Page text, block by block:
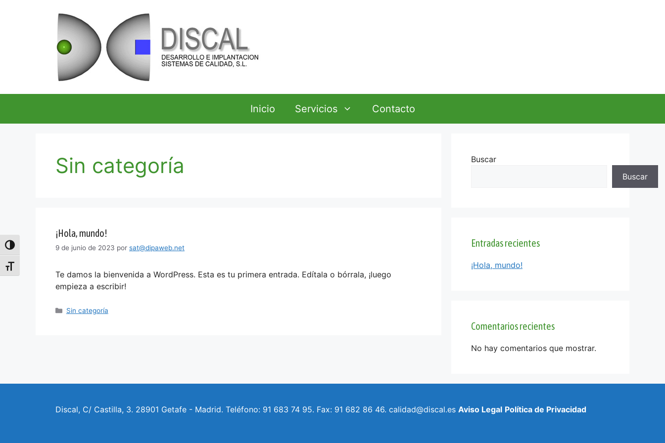
Alternar alto contraste
Alternar tamaño de letra
Inicio Servicios Contacto
Sin categoría
¡Hola, mundo!
9 de junio de 2023 por sat@dipaweb.net
Te damos la bienvenida a WordPress. Esta es tu primera entrada. Edítala o bórrala, ¡luego
empieza a escribir!
Sin categoría
Buscar
Buscar
Entradas recientes
¡Hola, mundo!
Comentarios recientes
No hay comentarios que mostrar.
Discal, C/ Castilla, 3. 28901 Getafe - Madrid. Teléfono: 91 683 74 95. Fax: 91 682 86 46. calidad@discal.es Aviso Legal Política de Privacidad